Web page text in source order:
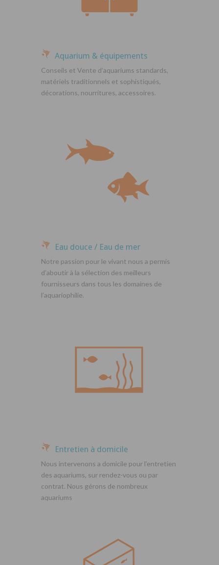
Aquarium & équipements
Conseils et Vente d’aquariums standards,
matériels traditionnels et sophistiqués,
décorations, nourritures, accessoires.
Eau douce / Eau de mer
Notre passion pour le vivant nous a permis
d’aboutir à la sélection des meilleurs
fournisseurs dans tous les domaines de
l’aquariophilie.
Entretien à domicile
Nous intervenons a domicile pour l’entretien
des aquariums, sur rendez-vous ou par
contrat. Nous gérons de nombreux
aquariums